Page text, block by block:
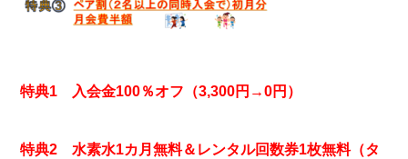
特典1 入会金100％オフ（3,300円→0円）
特典2 水素水1カ月無料＆レンタル回数券1枚無料（タ